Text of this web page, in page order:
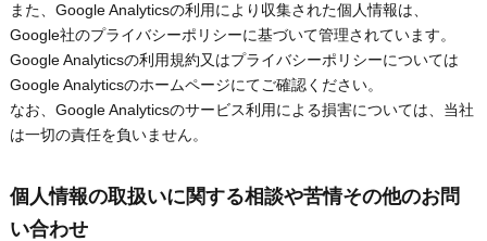
また、Google Analyticsの利用により収集された個人情報は、
Google社のプライバシーポリシーに基づいて管理されています。
Google Analyticsの利用規約又はプライバシーポリシーについては
Google Analyticsのホームページにてご確認ください。
なお、Google Analyticsのサービス利用による損害については、当社
は一切の責任を負いません。
個人情報の取扱いに関する相談や苦情その他のお問
い合わせ